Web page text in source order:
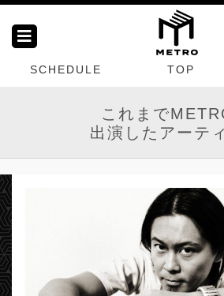
SCHEDULE TOP
これまで
出演したアーテ